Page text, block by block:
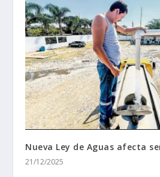
Nueva Ley de Aguas afecta
21/12/2025